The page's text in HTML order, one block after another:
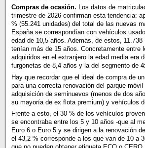
Compras de ocasión. Los datos de
trimestre de 2026 confirman esta tendencia:
% (55.241 unidades) del total de las nuevas
España se correspondían con vehículos
edad de 10,5 años. Además, de estos,
tenían más de 15 años. Concretamente entre
adquiridos en el extranjero la edad media era
furgonetas de 8,4 años y la del segmento de
Hay que recordar que el ideal de compra de
para una correcta renovación del parque
adquisición de seminuevos (menos de dos
su mayoría de ex flota premium) y vehículos
Frente a esto, el 30 % de los vehículos
se encontraba entre los 5 y 10 años -que al
Euro 6 o Euro 5 y se dirigen a la renovación
el 43,2 % corresponde a los que van de 10 a